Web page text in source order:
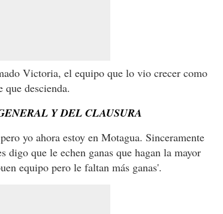
Victoria, el equipo que lo vio crecer como
descienda.
Y DEL CLAUSURA
yo ahora estoy en Motagua. Sinceramente
que le echen ganas que hagan la mayor
equipo pero le faltan más ganas'.